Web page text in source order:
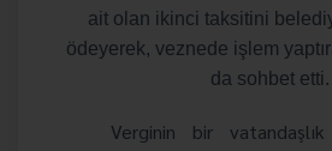
ait olan ikinci taksitini
ödeyerek, veznede işlem
da sohbet etti.
Verginin bir